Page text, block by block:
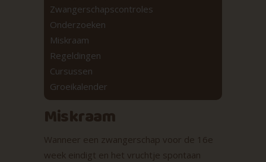
Zwangerschapscontroles
Onderzoeken
Miskraam
Regeldingen
Cursussen
Groeikalender
Miskraam
Wanneer een zwangerschap voor de 16e
week eindigt en het vruchtje spontaan